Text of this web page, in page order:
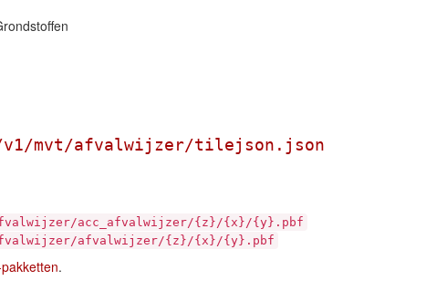
v1/mvt/afvalwijzer/tilejson.json
acc_afvalwijzer/{z}/{x}/{y}.pbf
afvalwijzer/{z}/{x}/{y}.pbf
.